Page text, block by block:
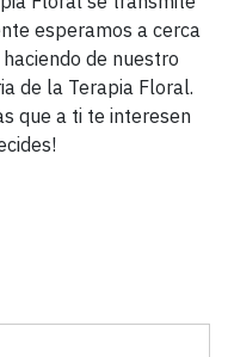
esperamos a cerca
de nuestro
de la Terapia Floral.
que a ti te interesen